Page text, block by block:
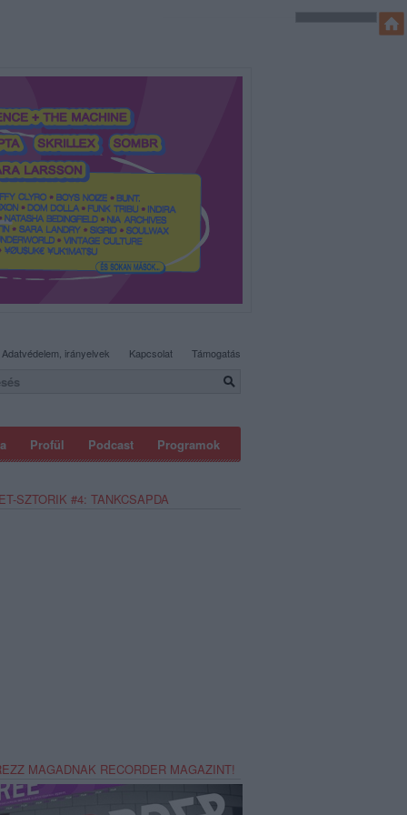
Profül Podcast Programok
Adatvédelem, irányelvek Kapcsolat Támogatás
SZTORIK #4: TANKCSAPDA
MAGADNAK RECORDER MAGAZINT!